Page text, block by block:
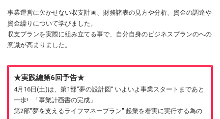
事業運営に欠かせない収支計画、財務諸表の見方や分析、資金の調達や
資金繰りについて学びました。
収支プランを実際に組み立てる事で、自分自身のビジネスプランのへの
意識が高まりました。
★実践編第6回予告★
4月16日(土)は、第1部"夢の設計図" いよいよ事業スタートまであと
一歩! : 「事業計画書の完成」
第2部"夢を支えるライフマネープラン" 起業を着実に実行する為の